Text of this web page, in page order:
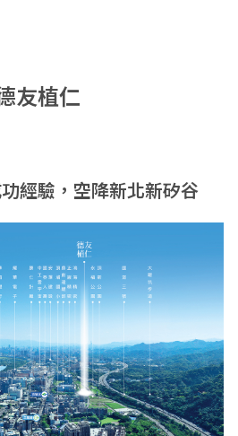
友植仁
經驗，空降新北新矽谷